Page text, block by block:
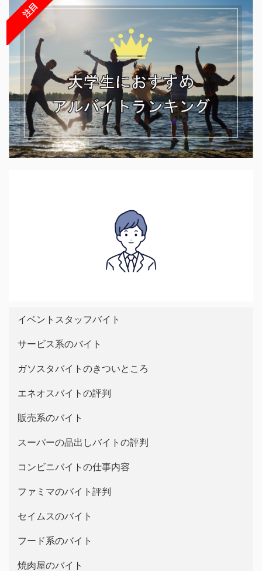
注目
イベントスタッフバイト
サービス系のバイト
ガソスタバイトのきついところ
エネオスバイトの評判
販売系のバイト
スーパーの品出しバイトの評判
コンビニバイトの仕事内容
ファミマのバイト評判
セイムスのバイト
フード系のバイト
焼肉屋のバイト